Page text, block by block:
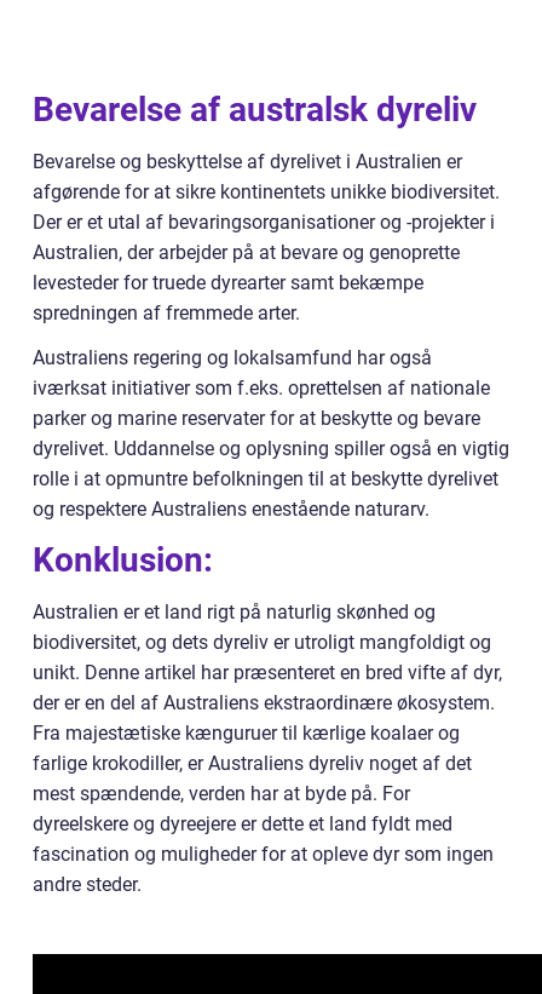
Bevarelse af australsk dyreliv
Bevarelse og beskyttelse af dyrelivet i Australien er
afgørende for at sikre kontinentets unikke biodiversitet.
Der er et utal af bevaringsorganisationer og -projekter i
Australien, der arbejder på at bevare og genoprette
levesteder for truede dyrearter samt bekæmpe
spredningen af fremmede arter.
Australiens regering og lokalsamfund har også
iværksat initiativer som f.eks. oprettelsen af nationale
parker og marine reservater for at beskytte og bevare
dyrelivet. Uddannelse og oplysning spiller også en vigtig
rolle i at opmuntre befolkningen til at beskytte dyrelivet
og respektere Australiens enestående naturarv.
Konklusion:
Australien er et land rigt på naturlig skønhed og
biodiversitet, og dets dyreliv er utroligt mangfoldigt og
unikt. Denne artikel har præsenteret en bred vifte af dyr,
der er en del af Australiens ekstraordinære økosystem.
Fra majestætiske kænguruer til kærlige koalaer og
farlige krokodiller, er Australiens dyreliv noget af det
mest spændende, verden har at byde på. For
dyreelskere og dyreejere er dette et land fyldt med
fascination og muligheder for at opleve dyr som ingen
andre steder.